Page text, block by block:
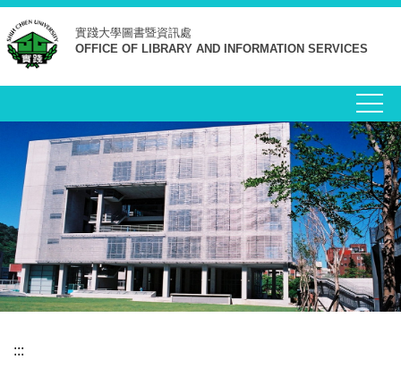
跳
到
主
要
實踐大學圖書暨資訊處
OFFICE OF LIBRARY AND INFORMATION SERVICES
:::